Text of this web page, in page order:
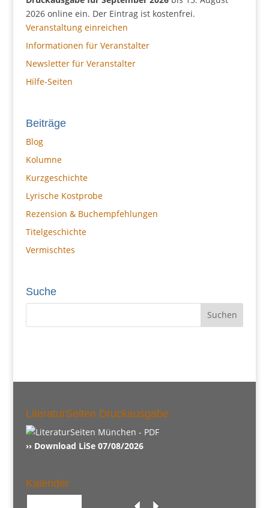
2026 online ein. Der Eintrag ist kostenfrei.
Veranstaltung einreichen
Informationen für Veranstalter
Newsletter für Veranstalter
Hilfe-Seiten
Beiträge
Blog
Kolumne
Kurzgeschichte
Lyrische Kostprobe
Rezension & Buchempfehlungen
Titelgeschichte
Vermischtes
Suche
LiteraturSeiten Druckausgabe
›› Download LiSe 07/08/2026
Kalender